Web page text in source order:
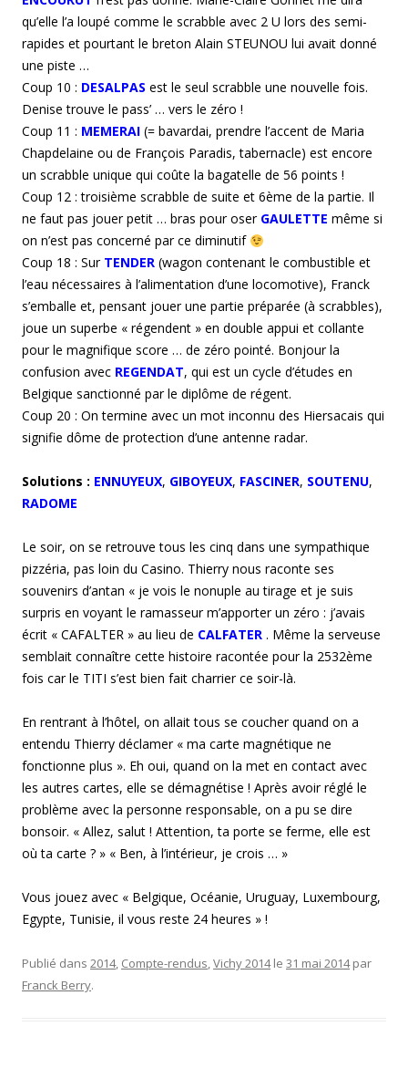
qu’elle l’a loupé comme le scrabble avec 2 U lors des semi-
rapides et pourtant le breton Alain STEUNOU lui avait donné
une piste …
Coup 10 : DESALPAS est le seul scrabble une nouvelle fois.
Denise trouve le pass’ … vers le zéro !
Coup 11 : MEMERAI (= bavardai, prendre l’accent de Maria
Chapdelaine ou de François Paradis, tabernacle) est encore
un scrabble unique qui coûte la bagatelle de 56 points !
Coup 12 : troisième scrabble de suite et 6ème de la partie. Il
ne faut pas jouer petit … bras pour oser GAULETTE même si
on n’est pas concerné par ce diminutif
Coup 18 : Sur TENDER (wagon contenant le combustible et
l’eau nécessaires à l’alimentation d’une locomotive), Franck
s’emballe et, pensant jouer une partie préparée (à scrabbles),
joue un superbe « régendent » en double appui et collante
pour le magnifique score … de zéro pointé. Bonjour la
confusion avec REGENDAT, qui est un cycle d’études en
Belgique sanctionné par le diplôme de régent.
Coup 20 : On termine avec un mot inconnu des Hiersacais qui
signifie dôme de protection d’une antenne radar.
Solutions : ENNUYEUX, GIBOYEUX, FASCINER, SOUTENU,
RADOME
Le soir, on se retrouve tous les cinq dans une sympathique
pizzéria, pas loin du Casino. Thierry nous raconte ses
souvenirs d’antan « je vois le nonuple au tirage et je suis
surpris en voyant le ramasseur m’apporter un zéro : j’avais
écrit « CAFALTER » au lieu de CALFATER . Même la serveuse
semblait connaître cette histoire racontée pour la 2532ème
fois car le TITI s’est bien fait charrier ce soir-là.
En rentrant à l’hôtel, on allait tous se coucher quand on a
entendu Thierry déclamer « ma carte magnétique ne
fonctionne plus ». Eh oui, quand on la met en contact avec
les autres cartes, elle se démagnétise ! Après avoir réglé le
problème avec la personne responsable, on a pu se dire
bonsoir. « Allez, salut ! Attention, ta porte se ferme, elle est
où ta carte ? » « Ben, à l’intérieur, je crois … »
Vous jouez avec « Belgique, Océanie, Uruguay, Luxembourg,
Egypte, Tunisie, il vous reste 24 heures » !
Publié dans 2014, Compte-rendus,Vichy 2014le 31 mai 2014par
Franck Berry.